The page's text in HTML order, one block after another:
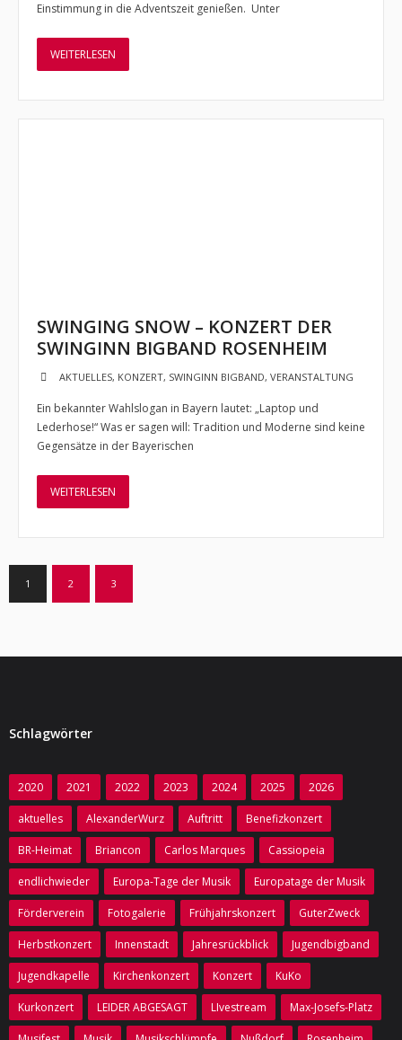
Einstimmung in die Adventszeit genießen. Unter
WEITERLESEN
SWINGING SNOW – KONZERT DER
SWINGINN BIGBAND ROSENHEIM
AKTUELLES, KONZERT, SWINGINN BIGBAND,VERANSTALTUNG
Ein bekannter Wahlslogan in Bayern lautet: „Laptop und
Lederhose!“ Was er sagen will: Tradition und Moderne sind keine
Gegensätze in der Bayerischen
WEITERLESEN
1 2 3
Schlagwörter
2020 2021 2022 2023 2024 2025 2026
aktuelles AlexanderWurz Auftritt Benefizkonzert
BR-Heimat Briancon Carlos Marques Cassiopeia
endlichwieder Europa-Tage der Musik Europatage der Musik
Förderverein Fotogalerie Frühjahrskonzert GuterZweck
Herbstkonzert Innenstadt Jahresrückblick Jugendbigband
Jugendkapelle Kirchenkonzert Konzert KuKo
Kurkonzert LEIDER ABGESAGT LIvestream Max-Josefs-Platz